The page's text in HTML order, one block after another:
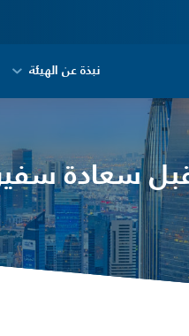
نبذة عن الهيئة
سعادة